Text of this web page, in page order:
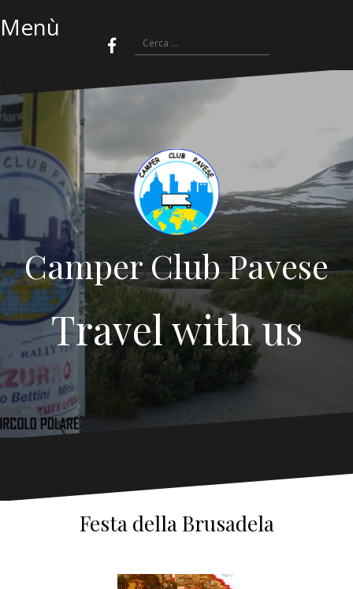
Menù
Camper Club Pavese
Travel with us
Festa della Brusadela